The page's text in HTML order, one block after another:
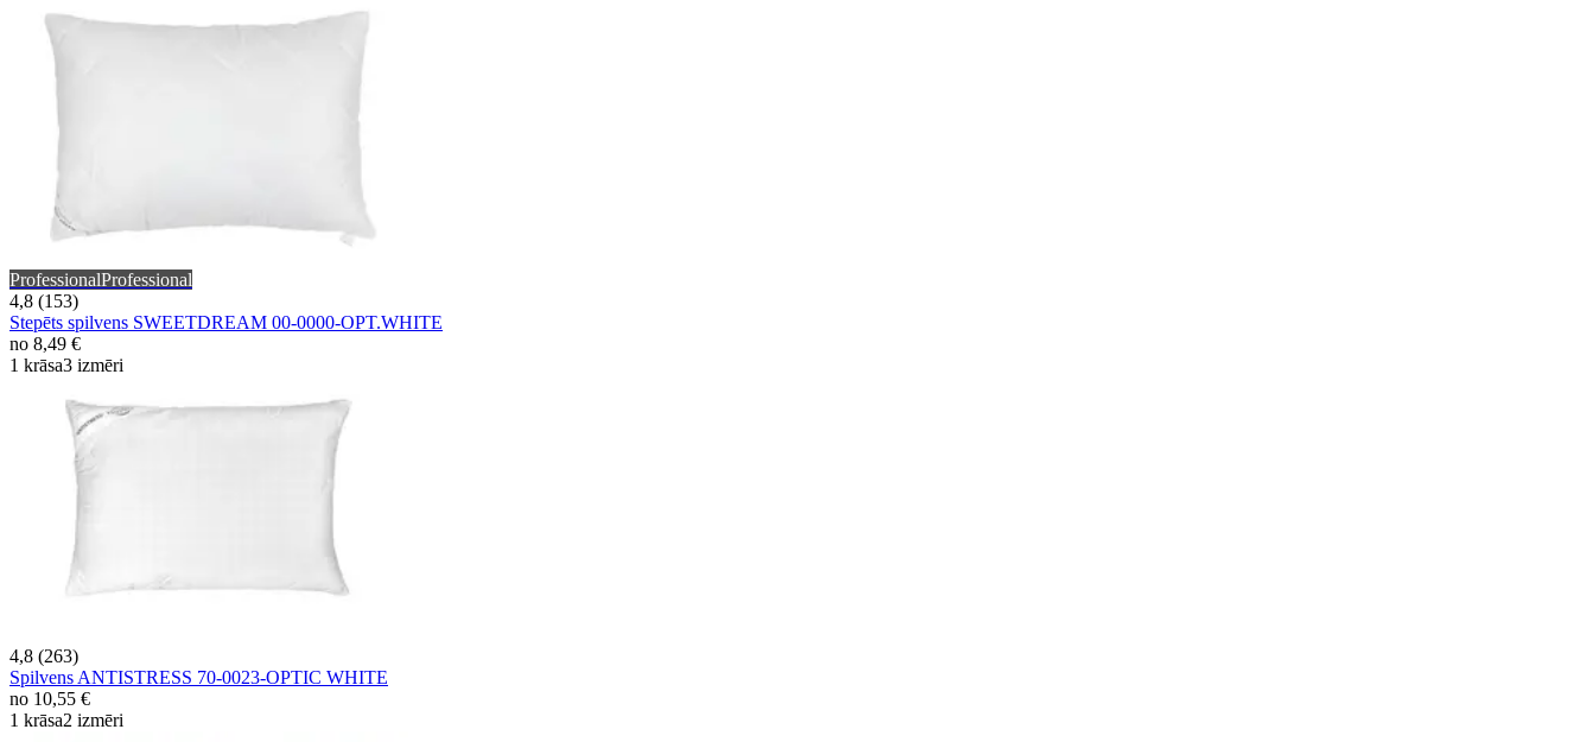
ProfessionalProfessional
4,8 (153)
Stepēts spilvens SWEETDREAM 00-0000-OPT.WHITE
no 8,49 €
1 krāsa3 izmēri
4,8 (263)
Spilvens ANTISTRESS 70-0023-OPTIC WHITE
no 10,55 €
1 krāsa2 izmēri